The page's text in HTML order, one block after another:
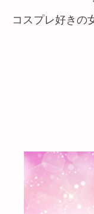
コスプレ好きの